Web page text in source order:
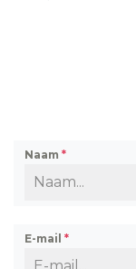
Naam *
E-mail *